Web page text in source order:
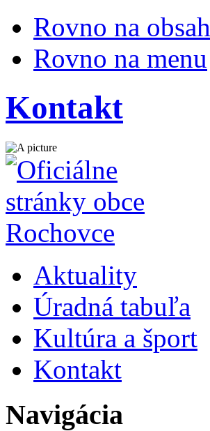
Rovno na obsah
Rovno na menu
Kontakt
Aktuality
Úradná tabuľa
Kultúra a šport
Kontakt
Navigácia